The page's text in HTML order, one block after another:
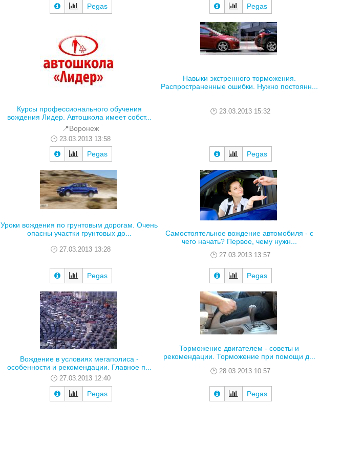
Pegas Pegas
Курсы профессионального обучения
вождения Лидер. Автошкола имеет собст...
📍Воронеж
23.03.2013 13:58
Pegas
Навыки экстренного торможения.
Распространенные ошибки. Нужно постоянн...
23.03.2013 15:32
Pegas
Уроки вождения по грунтовым дорогам. Очень
опасны участки грунтовых до...
27.03.2013 13:28
Pegas
Самостоятельное вождение автомобиля - с
чего начать? Первое, чему нужн...
27.03.2013 13:57
Pegas
Вождение в условиях мегаполиса -
особенности и рекомендации. Главное п...
27.03.2013 12:40
Pegas
Торможение двигателем - советы и
рекомендации. Торможение при помощи д...
28.03.2013 10:57
Pegas